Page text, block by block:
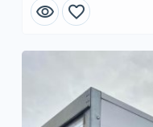
visibility favorite